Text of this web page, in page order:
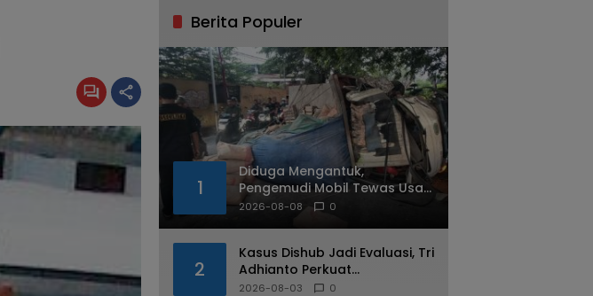
Berita Populer
1
Diduga Mengantuk,
Pengemudi Mobil Tewas Usai
Tabrak Pohon di Jatiasih
2026-08-08 0
2
Kasus Dishub Jadi Evaluasi, Tri
Adhianto Perkuat
Pengawasan Aparatur
2026-08-03 0